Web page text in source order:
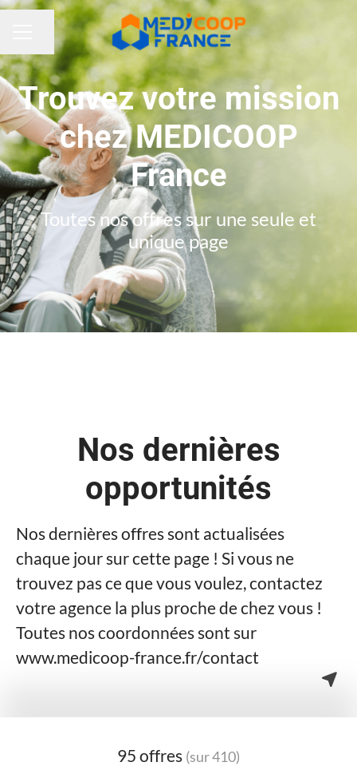
MENU CARRIÈRE
Partager la page
Trouvez votre mission
chez MEDICOOP
France
Toutes nos offres sur une seule et
unique page
Nos dernières
opportunités
Nos dernières offres sont actualisées
chaque jour sur cette page ! Si vous ne
trouvez pas ce que vous voulez, contactez
votre agence la plus proche de chez vous !
Toutes nos coordonnées sont sur
www.medicoop-france.fr/contact
95 offres (sur 410)